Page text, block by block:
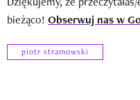
bieżąco! Obserwuj nas w
piotr stramowski